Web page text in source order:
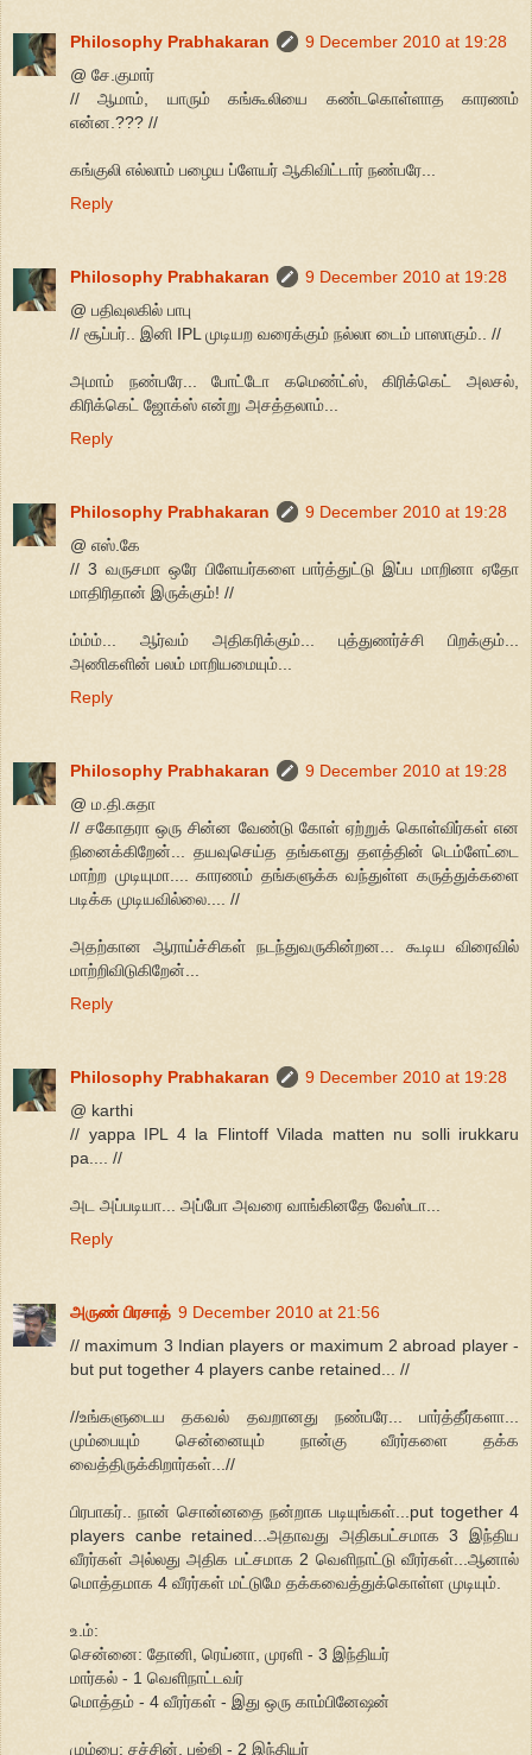
Philosophy Prabhakaran
9 December 2010 at 19:28
@ சே.குமார்
// ஆமாம், யாரும் கங்கூலியை கண்டகொள்ளாத காரணம்
என்ன.??? //
கங்குலி எல்லாம் பழைய ப்ளேயர் ஆகிவிட்டார் நண்பரே...
Reply
Philosophy Prabhakaran
9 December 2010 at 19:28
@ பதிவுலகில் பாபு
// சூப்பர்.. இனி IPL முடியற வரைக்கும் நல்லா டைம் பாஸாகும்.. //
அமாம் நண்பரே... போட்டோ கமெண்ட்ஸ், கிரிக்கெட் அலசல்,
கிரிக்கெட் ஜோக்ஸ் என்று அசத்தலாம்...
Reply
Philosophy Prabhakaran
9 December 2010 at 19:28
@ எஸ்.கே
// 3 வருசமா ஒரே பிளேயர்களை பார்த்துட்டு இப்ப மாறினா ஏதோ
மாதிரிதான் இருக்கும்! //
ம்ம்ம்... ஆர்வம் அதிகரிக்கும்... புத்துணர்ச்சி பிறக்கும்...
அணிகளின் பலம் மாறியமையும்...
Reply
Philosophy Prabhakaran
9 December 2010 at 19:28
@ ம.தி.சுதா
// சகோதரா ஒரு சின்ன வேண்டு கோள் ஏற்றுக் கொள்விர்கள் என
நினைக்கிறேன்... தயவுசெய்த தங்களது தளத்தின் டெம்ளேட்டை
மாற்ற முடியுமா.... காரணம் தங்களுக்க வந்துள்ள கருத்துக்களை
படிக்க முடியவில்லை.... //
அதற்கான ஆராய்ச்சிகள் நடந்துவருகின்றன... கூடிய விரைவில்
மாற்றிவிடுகிறேன்...
Reply
Philosophy Prabhakaran
9 December 2010 at 19:28
@ karthi
// yappa IPL 4 la Flintoff Vilada matten nu solli irukkaru
pa.... //
அட அப்படியா... அப்போ அவரை வாங்கினதே வேஸ்டா...
Reply
அருண் பிரசாத் 9 December 2010 at 21:56
// maximum 3 Indian players or maximum 2 abroad player -
but put together 4 players canbe retained... //
//உங்களுடைய தகவல் தவறானது நண்பரே... பார்த்தீர்களா...
மும்பையும் சென்னையும் நான்கு வீரர்களை தக்க
வைத்திருக்கிறார்கள்...//
பிரபாகர்.. நான் சொன்னதை நன்றாக படியுங்கள்...put together 4
players canbe retained...அதாவது அதிகபட்சமாக 3 இந்திய
வீரர்கள் அல்லது அதிக பட்சமாக 2 வெளிநாட்டு வீரர்கள்...ஆனால்
மொத்தமாக 4 வீரர்கள் மட்டுமே தக்கவைத்துக்கொள்ள முடியும்.
உ.ம்:
சென்னை: தோனி, ரெய்னா, முரளி - 3 இந்தியர்
மார்கல் - 1 வெளிநாட்டவர்
மொத்தம் - 4 வீரர்கள் - இது ஒரு காம்பினேஷன்
மும்பை: சச்சின், பஜ்ஜி - 2 இந்தியர்